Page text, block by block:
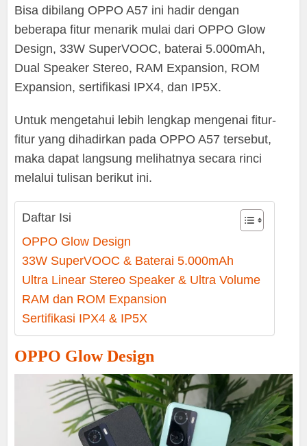
Bisa dibilang OPPO A57 ini hadir dengan
beberapa fitur menarik mulai dari OPPO Glow
Design, 33W SuperVOOC, baterai 5.000mAh,
Dual Speaker Stereo, RAM Expansion, ROM
Expansion, sertifikasi IPX4, dan IP5X.
Untuk mengetahui lebih lengkap mengenai fitur-
fitur yang dihadirkan pada OPPO A57 tersebut,
maka dapat langsung melihatnya secara rinci
melalui tulisan berikut ini.
Daftar Isi
OPPO Glow Design
33W SuperVOOC & Baterai 5.000mAh
Ultra Linear Stereo Speaker & Ultra Volume
RAM dan ROM Expansion
Sertifikasi IPX4 & IP5X
OPPO Glow Design